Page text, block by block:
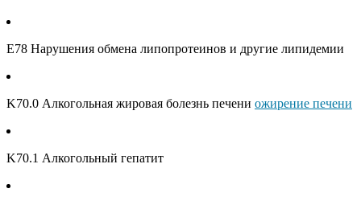
E78 Нарушения обмена липопротеинов и другие липидемии
K70.0 Алкогольная жировая болезнь печени ожирение печени
K70.1 Алкогольный гепатит